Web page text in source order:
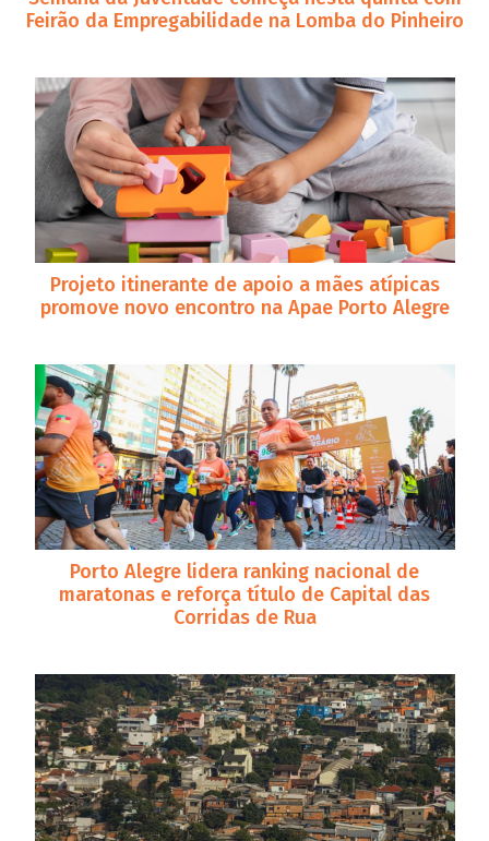
Feirão da Empregabilidade na Lomba do Pinheiro
Projeto itinerante de apoio a mães atípicas
promove novo encontro na Apae Porto Alegre
Porto Alegre lidera ranking nacional de
maratonas e reforça título de Capital das
Corridas de Rua